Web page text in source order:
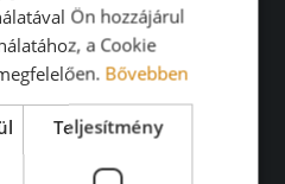
fizetést a Barion Payment
Ön hozzájárul
a Cookie
Bővebben
Teljesítmény